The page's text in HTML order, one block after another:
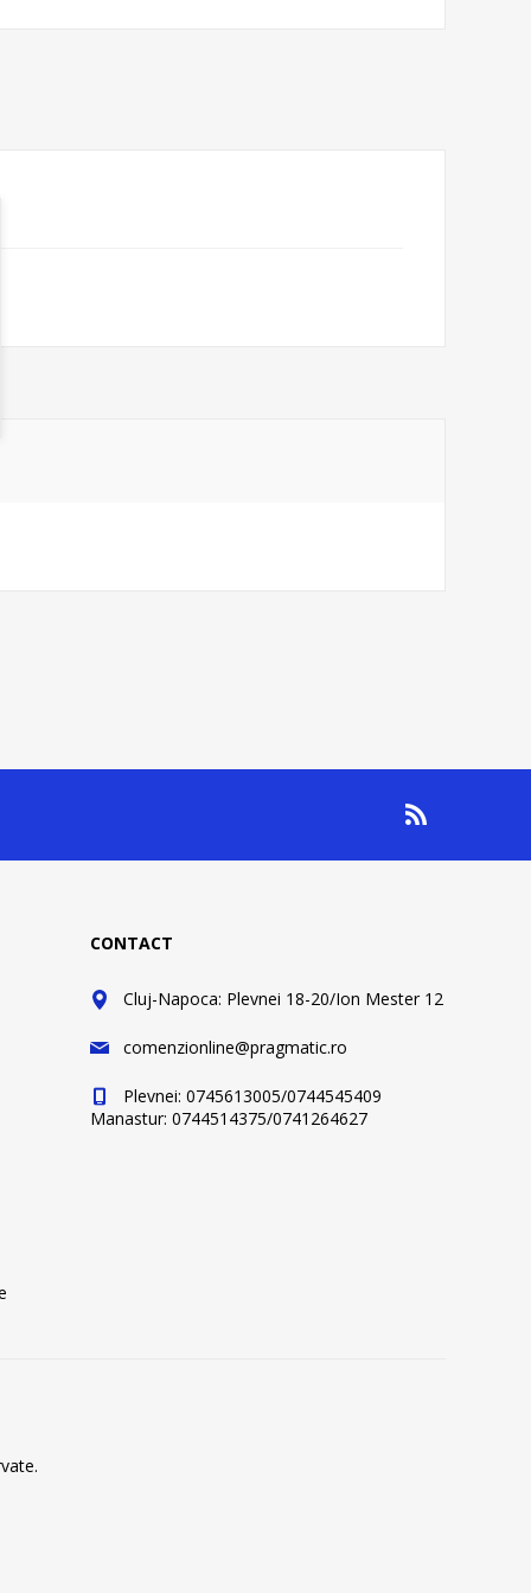
CONTACT
Cluj-Napoca: Plevnei 18-20/Ion Mester 12
comenzionline@pragmatic.ro
Plevnei: 0745613005/0744545409
Manastur: 0744514375/0741264627